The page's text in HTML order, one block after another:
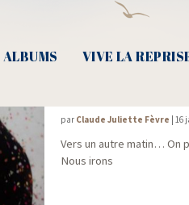
ALBUMS VIVE LA
par Claude Juliette Fèvre |16
Vers un autre matin… On
Nous irons